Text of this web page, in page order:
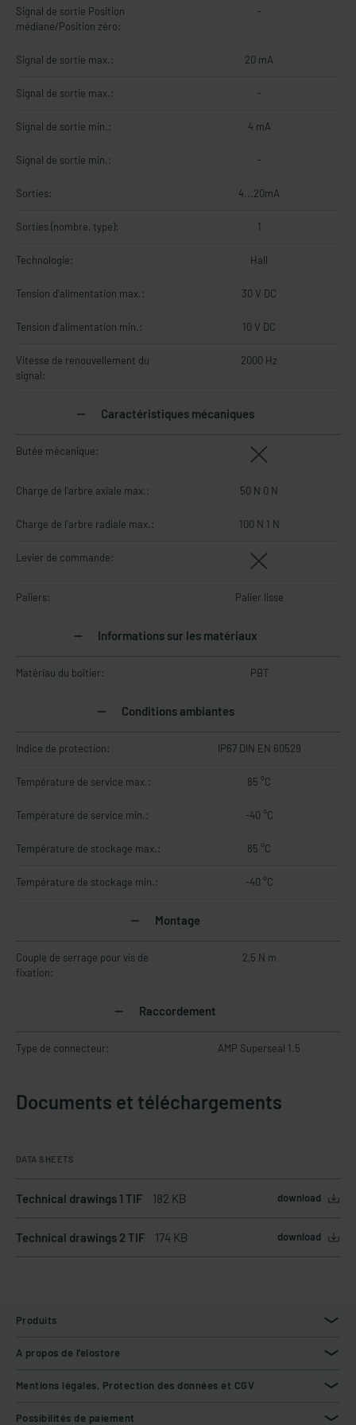
Signal de sortie Position
médiane/Position zéro:
-
Signal de sortie max.: 20 mA
Signal de sortie max.: -
Signal de sortie min.: 4 mA
Signal de sortie min.: -
Sorties: 4...20mA
Sorties (nombre, type): 1
Technologie: Hall
Tension d'alimentation max.: 30 V DC
Tension d'alimentation min.: 10 V DC
Vitesse de renouvellement du
signal:
2000 Hz
Caractéristiques mécaniques
Butée mécanique:
Charge de l'arbre axiale max.: 50 N 0 N
Charge de l'arbre radiale max.: 100 N 1 N
Levier de commande:
Paliers: Palier lisse
Informations sur les matériaux
Matériau du boîtier: PBT
Conditions ambiantes
Indice de protection: IP67 DIN EN 60529
Température de service max.: 85 °C
Température de service min.: -40 °C
Température de stockage max.: 85 °C
Température de stockage min.: -40 °C
Montage
Couple de serrage pour vis de
fixation:
2,5 N m
Raccordement
Type de connecteur: AMP Superseal 1.5
Documents et téléchargements
DATA SHEETS
Technical drawings 1 TIF 182 KB download
Technical drawings 2 TIF 174 KB download
Produits
A propos de l'elostore
Mentions légales, Protection des données et CGV
Possibilités de paiement